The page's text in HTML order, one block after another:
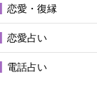
恋愛・復縁
恋愛占い
電話占い